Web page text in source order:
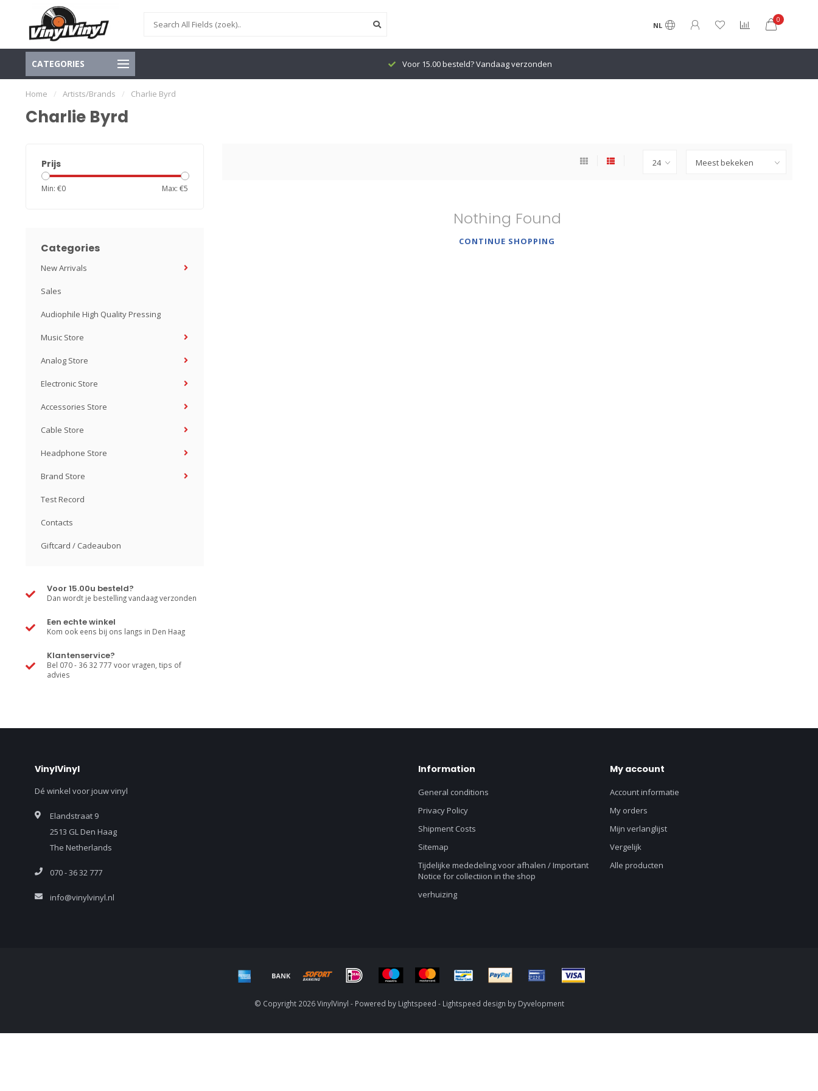
NL
0
CATEGORIES Voor 15.00 besteld? Vandaag verzonden
Home / Artists/Brands / Charlie Byrd
Charlie Byrd
Prijs
Min: €0 Max: €5
Categories
New Arrivals
Sales
Audiophile High Quality Pressing
Music Store
Analog Store
Electronic Store
Accessories Store
Cable Store
Headphone Store
Brand Store
Test Record
Contacts
Giftcard / Cadeaubon
Voor 15.00u besteld?
Dan wordt je bestelling vandaag verzonden
Een echte winkel
Kom ook eens bij ons langs in Den Haag
Klantenservice?
Bel 070 - 36 32 777 voor vragen, tips of
advies
Nothing Found
CONTINUE SHOPPING
VinylVinyl
Dé winkel voor jouw vinyl
Elandstraat 9
2513 GL Den Haag
The Netherlands
070 - 36 32 777
info@vinylvinyl.nl
Information
General conditions
Privacy Policy
Shipment Costs
Sitemap
Tijdelijke mededeling voor afhalen / Important
Notice for collectiion in the shop
verhuizing
My account
Account informatie
My orders
Mijn verlanglijst
Vergelijk
Alle producten
© Copyright 2026 VinylVinyl - Powered by Lightspeed - Lightspeed design by Dyvelopment